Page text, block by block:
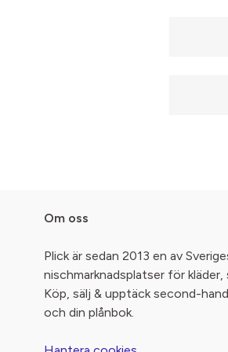
Om oss
Plick är sedan 2013 en av
nischmarknadsplatser för
Köp, sälj & upptäck second-
och din plånbok.